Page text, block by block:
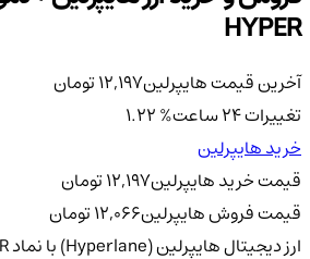
HYPER
آخرین قیمت هایپرلین12,197تومان
تغییرات 24 ساعت
1.22%
خرید هایپرلین
قیمت خرید هایپرلین12,197تومان
قیمت فروش هایپرلین12,066تومان